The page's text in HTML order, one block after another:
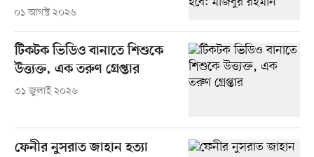
০১ আগস্ট ২০২৬
টিকটক ভিডিও বানাতে শিশুকে
উত্ত্যক্ত, এক তরুণ গ্রেপ্তার
৩১ জুলাই ২০২৬
ফেনীর নুসরাত জাহান হত্যা